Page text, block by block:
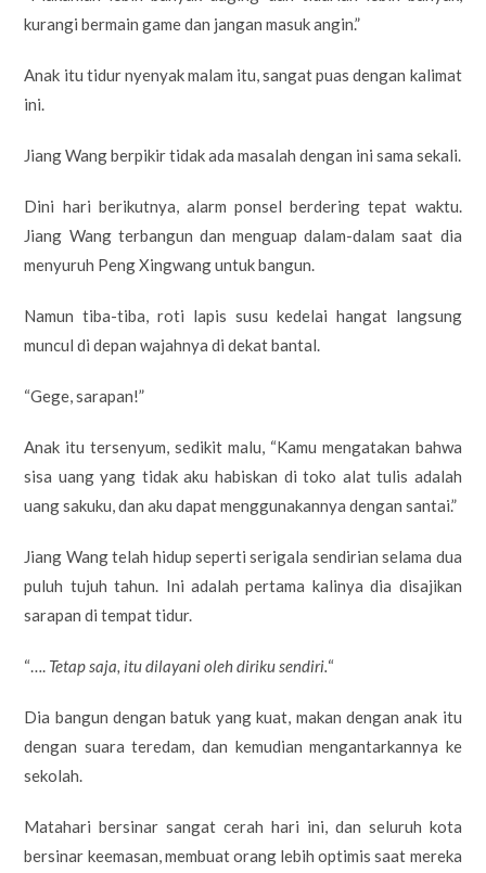
kurangi bermain game dan jangan masuk angin.”
Anak itu tidur nyenyak malam itu, sangat puas dengan kalimat
ini.
Jiang Wang berpikir tidak ada masalah dengan ini sama sekali.
Dini hari berikutnya, alarm ponsel berdering tepat waktu.
Jiang Wang terbangun dan menguap dalam-dalam saat dia
menyuruh Peng Xingwang untuk bangun.
Namun tiba-tiba, roti lapis susu kedelai hangat langsung
muncul di depan wajahnya di dekat bantal.
“Gege, sarapan!”
Anak itu tersenyum, sedikit malu, “Kamu mengatakan bahwa
sisa uang yang tidak aku habiskan di toko alat tulis adalah
uang sakuku, dan aku dapat menggunakannya dengan santai.”
Jiang Wang telah hidup seperti serigala sendirian selama dua
puluh tujuh tahun. Ini adalah pertama kalinya dia disajikan
sarapan di tempat tidur.
“…. Tetap saja, itu dilayani oleh diriku sendiri.“
Dia bangun dengan batuk yang kuat, makan dengan anak itu
dengan suara teredam, dan kemudian mengantarkannya ke
sekolah.
Matahari bersinar sangat cerah hari ini, dan seluruh kota
bersinar keemasan, membuat orang lebih optimis saat mereka